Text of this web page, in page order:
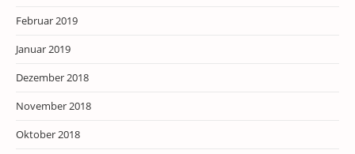
Februar 2019
Januar 2019
Dezember 2018
November 2018
Oktober 2018